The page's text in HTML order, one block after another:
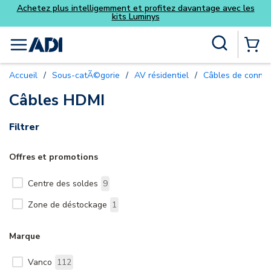
Skip to main content
Achetez plus intelligemment et profitez davantage avec les
kits Luminys
menu
Accueil / Sous-catÃ©gorie / AV résidentiel / Câbles de
Câbles HDMI
Filtrer
Offres et promotions
Centre des soldes 9
Zone de déstockage 1
Marque
Vanco 112